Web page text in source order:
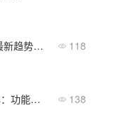
2026年金融内网聊天软件最新趋势：私有化部署与信创适配成关键 118
军工内网聊天软件选型对比：功能、加密与适配能力一览 138